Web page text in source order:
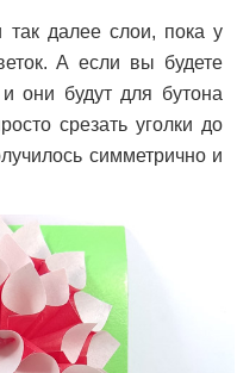
так далее слои, пока у
А если вы будете
они будут для бутона
срезать уголки до
симметрично и